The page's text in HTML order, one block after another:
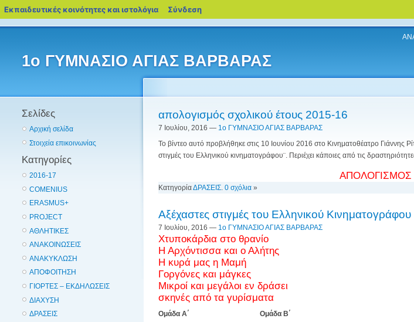
1ο ΓΥΜΝΑΣΙΟ ΑΓΙΑΣ ΒΑΡΒΑΡΑΣ
Σελίδες
Αρχική σελίδα
Στοιχεία επικοινωνίας
Κατηγορίες
2016-17
COMENIUS
ERASMUS+
PROJECT
ΑΘΛΗΤΙΚΕΣ
ΑΝΑΚΟΙΝΩΣΕΙΣ
ΑΝΑΚΥΚΛΩΣΗ
ΑΠΟΦΟΙΤΗΣΗ
ΓΙΟΡΤΕΣ – ΕΚΔΗΛΩΣΕΙΣ
ΔΙΑΧΥΣΗ
ΔΡΑΣΕΙΣ
απολογισμός σχολικού έτους 2015-16
7 Ιουλίου, 2016 — 1ο ΓΥΜΝΑΣΙΟ ΑΓΙΑΣ ΒΑΡΒΑΡΑΣ
Το βίντεο αυτό προβλήθηκε στις 10 Ιουνίου 2016 στο Κινηματοθέατρο Γιάννης
στιγμές του Ελληνικού κινηματογράφου¨. Περιέχει κάποιες από τις
ΑΠΟΛΟΓΙΣΜΟΣ
ΚατηγορίαΔΡΑΣΕΙΣ 0 σχόλια »
Αξέχαστες στιγμές του Ελληνικού Κινηματογράφου
7 Ιουλίου, 2016 — 1ο ΓΥΜΝΑΣΙΟ ΑΓΙΑΣ ΒΑΡΒΑΡΑΣ
Χτυποκάρδια στο θρανίο
Η Αρχόντισσα και ο Αλήτης
Η κυρά μας η Μαμή
Γοργόνες και μάγκες
Μικροί και μεγάλοι εν δράσει
σκηνές από τα γυρίσματα
Ομάδα Α΄ Ομάδα Β΄
Εκπαιδευτικές κοινότητες και ιστολόγια blogs.sch.gr
Σύνδεση